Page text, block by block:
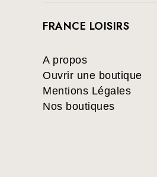
FRANCE LOISIRS
A propos
Ouvrir une boutique
Mentions Légales
Nos boutiques